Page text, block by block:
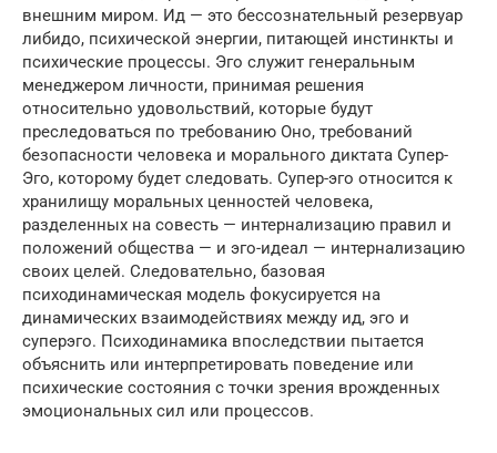
внешним миром. Ид — это бессознательный резервуар
либидо, психической энергии, питающей инстинкты и
психические процессы. Эго служит генеральным
менеджером личности, принимая решения
относительно удовольствий, которые будут
преследоваться по требованию Оно, требований
безопасности человека и морального диктата Супер-
Эго, которому будет следовать. Супер-эго относится к
хранилищу моральных ценностей человека,
разделенных на совесть — интернализацию правил и
положений общества — и эго-идеал — интернализацию
своих целей. Следовательно, базовая
психодинамическая модель фокусируется на
динамических взаимодействиях между ид, эго и
суперэго. Психодинамика впоследствии пытается
объяснить или интерпретировать поведение или
психические состояния с точки зрения врожденных
эмоциональных сил или процессов.